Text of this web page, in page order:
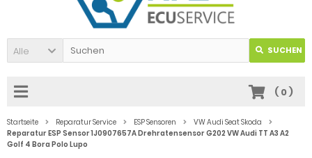
Alle SUCHEN
( 0)
Startseite Reparatur Service ESP Sensoren
VW Audi Seat Skoda
Reparatur ESP Sensor 1J0907657A Drehratensensor G202 VW Audi TT A3 A2
Golf 4 Bora Polo Lupo